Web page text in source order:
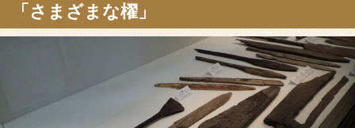
「さまざまな櫂」